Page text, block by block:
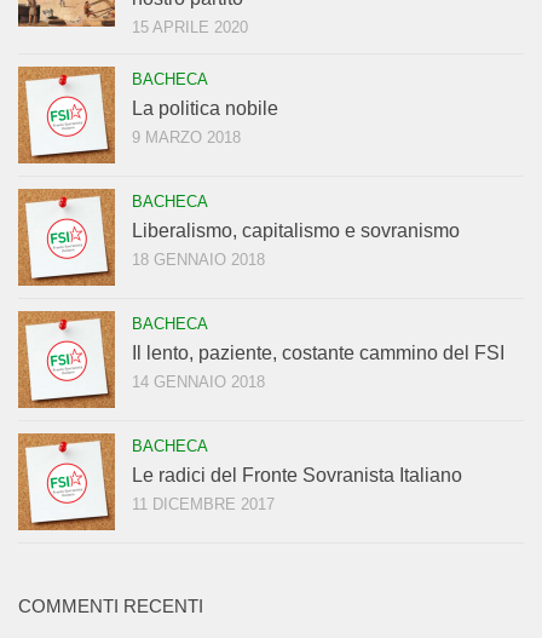
15 APRILE 2020
BACHECA
La politica nobile
9 MARZO 2018
BACHECA
Liberalismo, capitalismo e sovranismo
18 GENNAIO 2018
BACHECA
Il lento, paziente, costante cammino del FSI
14 GENNAIO 2018
BACHECA
Le radici del Fronte Sovranista Italiano
11 DICEMBRE 2017
COMMENTI RECENTI